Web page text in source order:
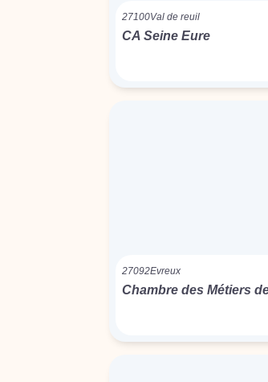
27100Val de reuil
CA Seine Eure
27092Evreux
Chambre des Métiers